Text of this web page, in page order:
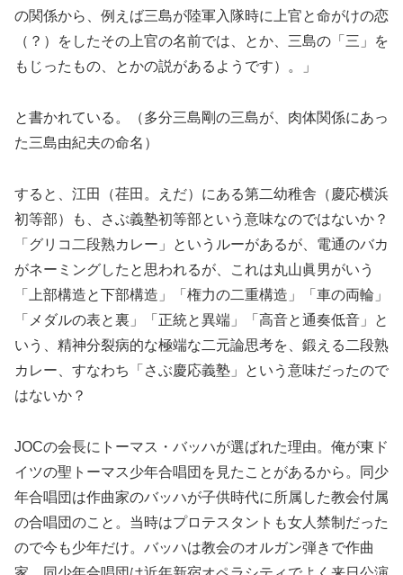
の関係から、例えば三島が陸軍入隊時に上官と命がけの恋
（？）をしたその上官の名前では、とか、三島の「三」を
もじったもの、とかの説があるようです）。」
と書かれている。（多分三島剛の三島が、肉体関係にあっ
た三島由紀夫の命名）
すると、江田（荏田。えだ）にある第二幼稚舎（慶応横浜
初等部）も、さぶ義塾初等部という意味なのではないか？
「グリコ二段熟カレー」というルーがあるが、電通のバカ
がネーミングしたと思われるが、これは丸山眞男がいう
「上部構造と下部構造」「権力の二重構造」「車の両輪」
「メダルの表と裏」「正統と異端」「高音と通奏低音」と
いう、精神分裂病的な極端な二元論思考を、鍛える二段熟
カレー、すなわち「さぶ慶応義塾」という意味だったので
はないか？
JOCの会長にトーマス・バッハが選ばれた理由。俺が東ド
イツの聖トーマス少年合唱団を見たことがあるから。同少
年合唱団は作曲家のバッハが子供時代に所属した教会付属
の合唱団のこと。当時はプロテスタントも女人禁制だった
ので今も少年だけ。バッハは教会のオルガン弾きで作曲